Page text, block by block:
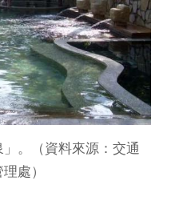
。（資料來源：交通
處）